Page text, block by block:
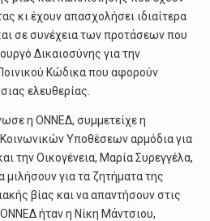
κι έχουν απασχολήσει ιδιαίτερα
σε συνέχεια των προτάσεων που
Δικαιοσύνης για την
Κώδικα που αφορούν
ελευθερίας.
η ΟΝΝΕΔ, συμμετείχε η
Υποθέσεων αρμόδια για
την Οικογένεια, Μαρία Συρεγγέλα,
για τα ζητήματα της
βίας και να απαντήσουν στις
ήταν η Νίκη Μάντσιου,